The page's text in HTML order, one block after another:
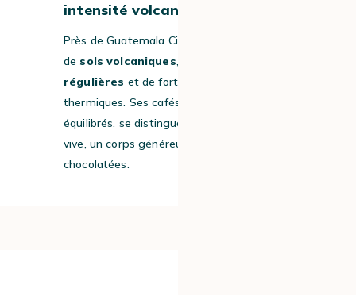
intensité volcanique
Près de Guatemala City, Fraijanes bénéficie
de sols volcaniques, de
régulières et de fortes amplitudes
thermiques. Ses cafés, gourmands et
équilibrés, se distinguent par une acidité
vive, un corps généreux et des notes
chocolatées.